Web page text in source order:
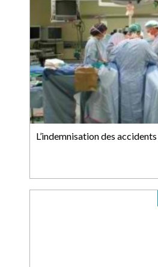
L’indemnisation des